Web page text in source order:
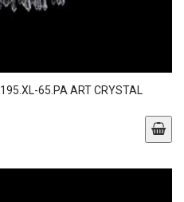
65.PA ART CRYSTAL